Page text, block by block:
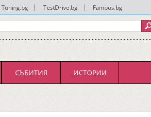
Tuning.bg TestDrive.bg Famous.bg
СЪБИТИЯ ИСТОРИИ